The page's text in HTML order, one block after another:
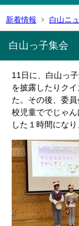
新着情報 白山ニ
白山っ子集会
11日に、白山っ
を披露したりク
た。その後、委
校児童ででじゃ
した１時間になり